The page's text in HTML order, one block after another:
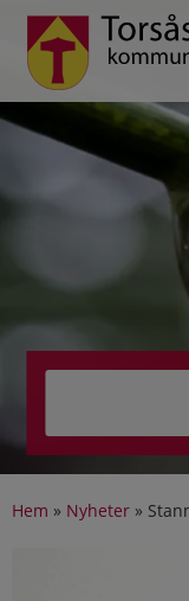
Hem » Nyheter »